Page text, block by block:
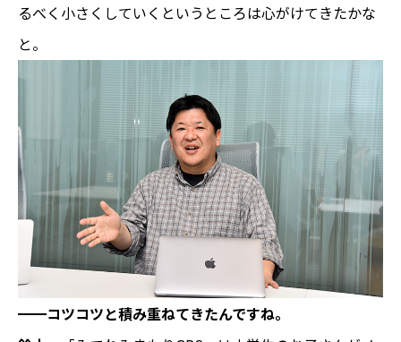
るべく小さくしていくというところは心がけてきたかな
と。
━━コツコツと積み重ねてきたんですね。